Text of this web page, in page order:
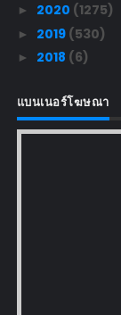
► 2020 (1275)
► 2019 (530)
► 2018 (6)
แบนเนอร์โฆษณา